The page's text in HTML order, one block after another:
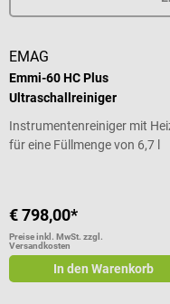
EMAG
Emmi-60 HC Plus
Ultraschallreiniger
Instrumentenreiniger mit
für eine Füllmenge von 6,7 l
€ 798,00*
Preise inkl. MwSt. zzgl.
Versandkosten
In den Warenkorb